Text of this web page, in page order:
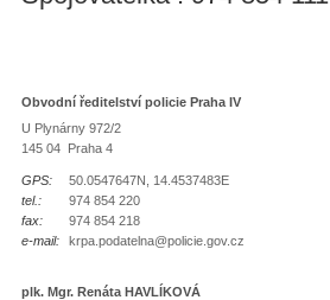
Obvodní ředitelství policie Praha IV
U Plynárny 972/2
145 04 Praha 4
GPS:
50.0547647N, 14.4537483E
tel.:
974 854 220
fax:
974 854 218
e-mail:
krpa.podatelna@policie.gov.cz
plk. Mgr. Renáta HAVLÍKOVÁ